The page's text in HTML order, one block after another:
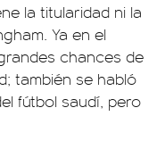
la titularidad ni la
Ya en el
chances de
también se habló
fútbol saudí, pero